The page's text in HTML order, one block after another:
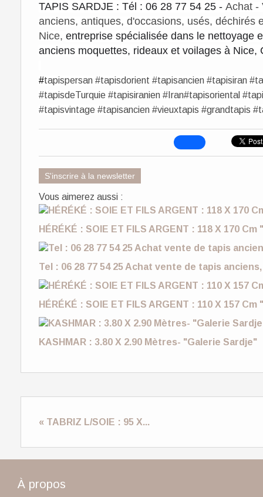
TAPIS SARDJE : Tél : 06 28 77 54 25 - ​Achat -
anciens, antiques, d'occasions, usés, déchirés
Nice, entreprise spécialisée dans le nettoyage
anciens moquettes, rideaux et voilages à
#tapispersan #tapisdorient #tapisancien #tapisiran
#tapisdeTurquie #tapisiranien #Iran#tapisoriental
#tapisvintage #tapisancien #vieuxtapis #grandtapis
S'inscrire à la newsletter
Vous aimerez aussi :
HÉRÉKÉ : SOIE ET FILS ARGENT : 118 X 170
Tel : 06 28 77 54 25 Achat vente de tapis
HÉRÉKÉ : SOIE ET FILS ARGENT : 110 X 157
KASHMAR : 3.80 X 2.90 Mètres- "Galerie Sardje"
« TABRIZ L/SOIE : 95 X...
À propos